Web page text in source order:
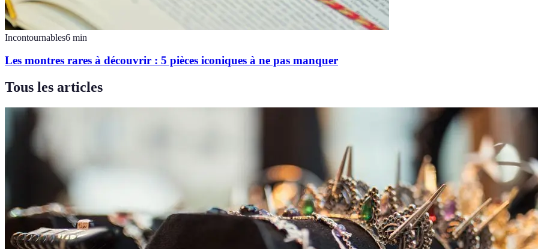
Incontournables6 min
Les montres rares à découvrir : 5 pièces iconiques à ne pas manquer
Tous les articles